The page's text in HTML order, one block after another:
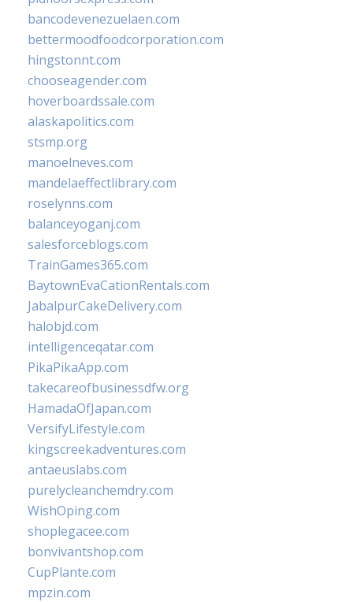
bancodevenezuelaen.com
bettermoodfoodcorporation.com
hingstonnt.com
chooseagender.com
hoverboardssale.com
alaskapolitics.com
stsmp.org
manoelneves.com
mandelaeffectlibrary.com
roselynns.com
balanceyoganj.com
salesforceblogs.com
TrainGames365.com
BaytownEvaCationRentals.com
JabalpurCakeDelivery.com
halobjd.com
intelligenceqatar.com
PikaPikaApp.com
takecareofbusinessdfw.org
HamadaOfJapan.com
VersifyLifestyle.com
kingscreekadventures.com
antaeuslabs.com
purelycleanchemdry.com
WishOping.com
shoplegacee.com
bonvivantshop.com
CupPlante.com
mpzin.com